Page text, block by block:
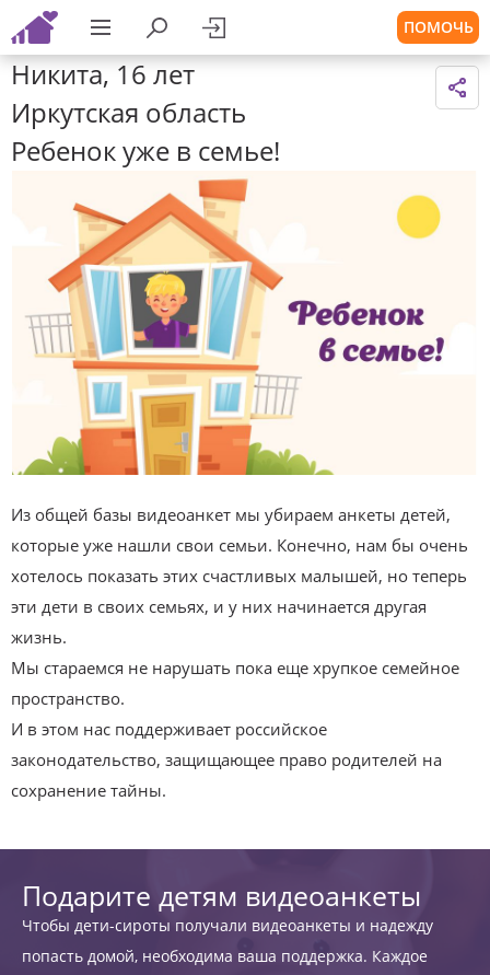
ПОМОЧЬ
Никита, 16 лет
Иркутская область
Ребенок уже в семье!
Из общей базы видеоанкет мы убираем анкеты детей,
которые уже нашли свои семьи. Конечно, нам бы очень
хотелось показать этих счастливых малышей, но теперь
эти дети в своих семьях, и у них начинается другая
жизнь.
Мы стараемся не нарушать пока еще хрупкое семейное
пространство.
И в этом нас поддерживает российское
законодательство, защищающее право родителей на
сохранение тайны.
Подарите детям видеоанкеты
Чтобы дети-сироты получали видеоанкеты и надежду
попасть домой, необходима ваша поддержка. Каждое